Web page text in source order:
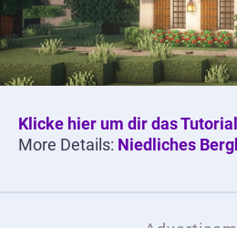
Klicke hier um dir das
More Details: Niedliches